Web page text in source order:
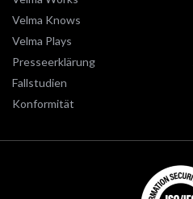
Velma Knows
Velma Plays
Presseerklärung
Fallstudien
Konformität